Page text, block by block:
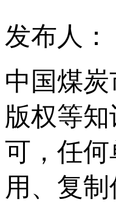
发布人：
中国煤
版权等
可，任
用、复